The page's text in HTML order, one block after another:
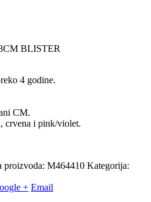
BLISTER
4 godine.
CM.
crvena i pink/violet.
proizvoda: M464410 Kategorija:
+ Email